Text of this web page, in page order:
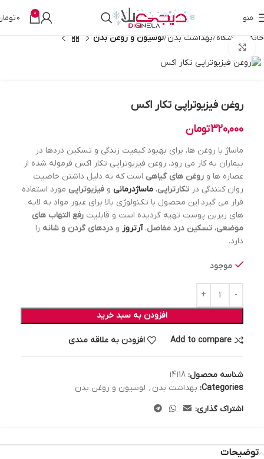
منو 0
0
خانه فروشگاه بهداشت بدن لوسیون و روغن بدن
روغن فیزیوتراپی تکار اکس
320,000تومان
ماساژ با روغن ها، برای بهبود کیفیت زندگی و تسکین دردها در
بیماران به کار می رود. روغن فیزیوتراپی تکار اکس فرموله شده از
عصاره ها و روغن های گیاهی است که به دلیل داشتن خاصیت
روان کنندگی در تکارتراپی، ماساژدرمانی و فیزیوتراپی مورد استفاده
قرار می گیرد.این محصول با تکنولوژی بالا برای عبور مواد به لایه
های زیرین پوست تهیه گردیده است و قابلیت رفع التهاب های
موضعی، تسکین درد مفاصل،آرتروز و دردهای گردن و شانه را
دارد.
موجود
افزودن به سبد خرید
Add to compare افزودن به علاقه مندی
شناسه محصول: 14118
Categories: بهداشت بدن , لوسیون و روغن بدن
اشتراک گذاری:
توضیحات